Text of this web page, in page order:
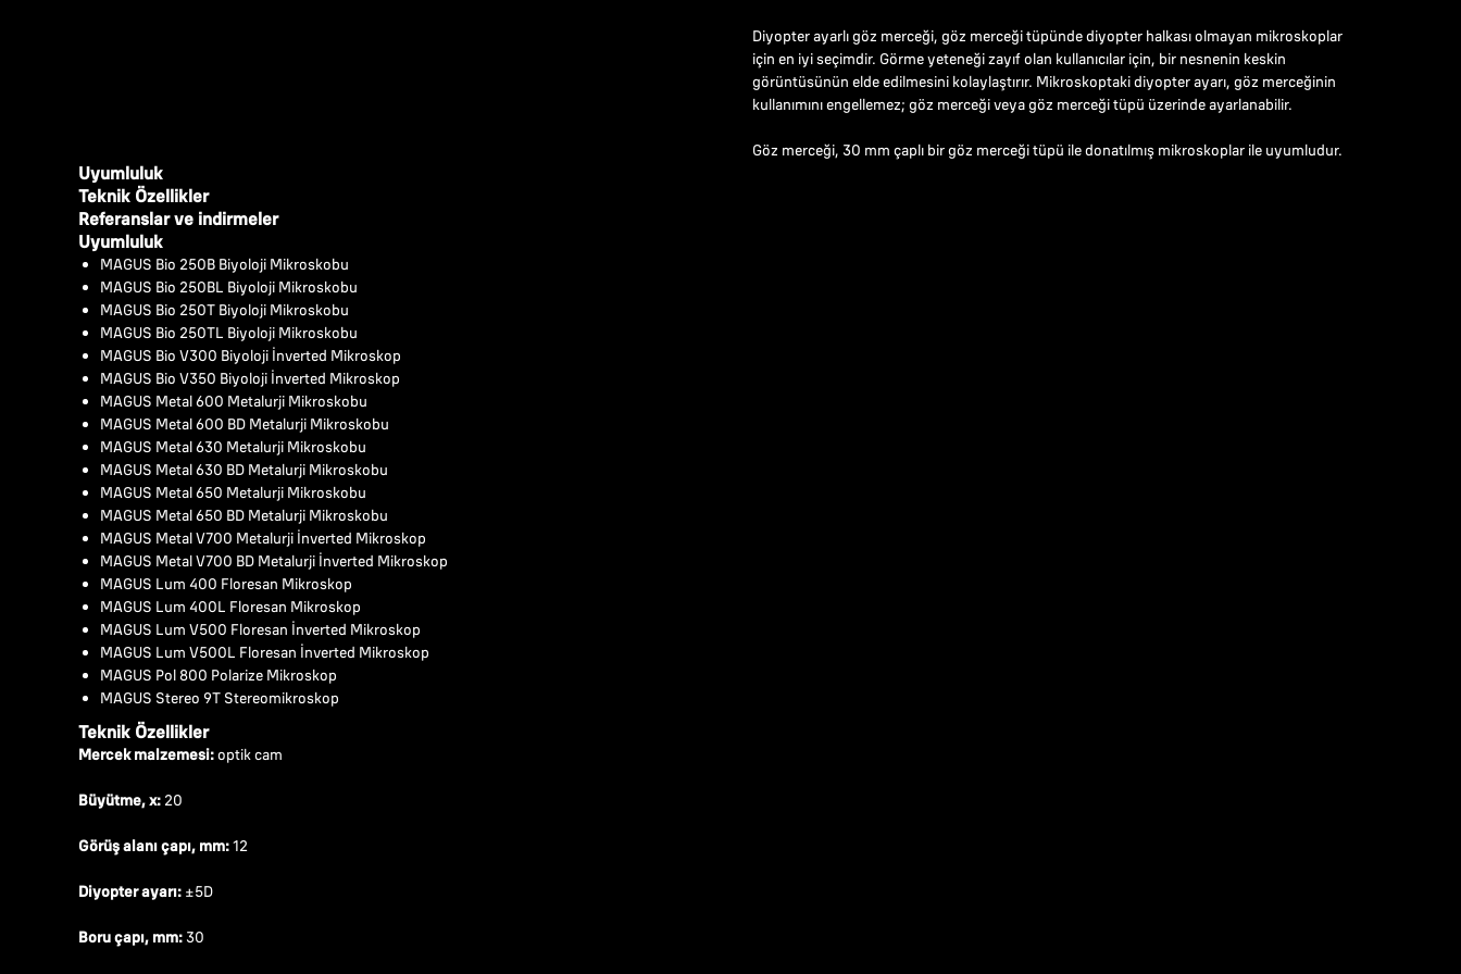
Diyopter ayarlı göz merceği, göz merceği tüpünde diyopter halkası olmayan mikroskoplar
için en iyi seçimdir. Görme yeteneği zayıf olan kullanıcılar için, bir nesnenin keskin
görüntüsünün elde edilmesini kolaylaştırır. Mikroskoptaki diyopter ayarı, göz merceğinin
kullanımını engellemez; göz merceği veya göz merceği tüpü üzerinde ayarlanabilir.
Göz merceği, 30 mm çaplı bir göz merceği tüpü ile donatılmış mikroskoplar ile uyumludur.
Uyumluluk
Teknik Özellikler
Referanslar ve indirmeler
Uyumluluk
MAGUS Bio 250B Biyoloji Mikroskobu
MAGUS Bio 250BL Biyoloji Mikroskobu
MAGUS Bio 250T Biyoloji Mikroskobu
MAGUS Bio 250TL Biyoloji Mikroskobu
MAGUS Bio V300 Biyoloji İnverted Mikroskop
MAGUS Bio V350 Biyoloji İnverted Mikroskop
MAGUS Metal 600 Metalurji Mikroskobu
MAGUS Metal 600 BD Metalurji Mikroskobu
MAGUS Metal 630 Metalurji Mikroskobu
MAGUS Metal 630 BD Metalurji Mikroskobu
MAGUS Metal 650 Metalurji Mikroskobu
MAGUS Metal 650 BD Metalurji Mikroskobu
MAGUS Metal V700 Metalurji İnverted Mikroskop
MAGUS Metal V700 BD Metalurji İnverted Mikroskop
MAGUS Lum 400 Floresan Mikroskop
MAGUS Lum 400L Floresan Mikroskop
MAGUS Lum V500 Floresan İnverted Mikroskop
MAGUS Lum V500L Floresan İnverted Mikroskop
MAGUS Pol 800 Polarize Mikroskop
MAGUS Stereo 9T Stereomikroskop
Teknik Özellikler
Mercek malzemesi:optik cam
Büyütme, x: 20
Görüş alanı çapı, mm:12
Diyopter ayarı: ±5D
Boru çapı, mm: 30